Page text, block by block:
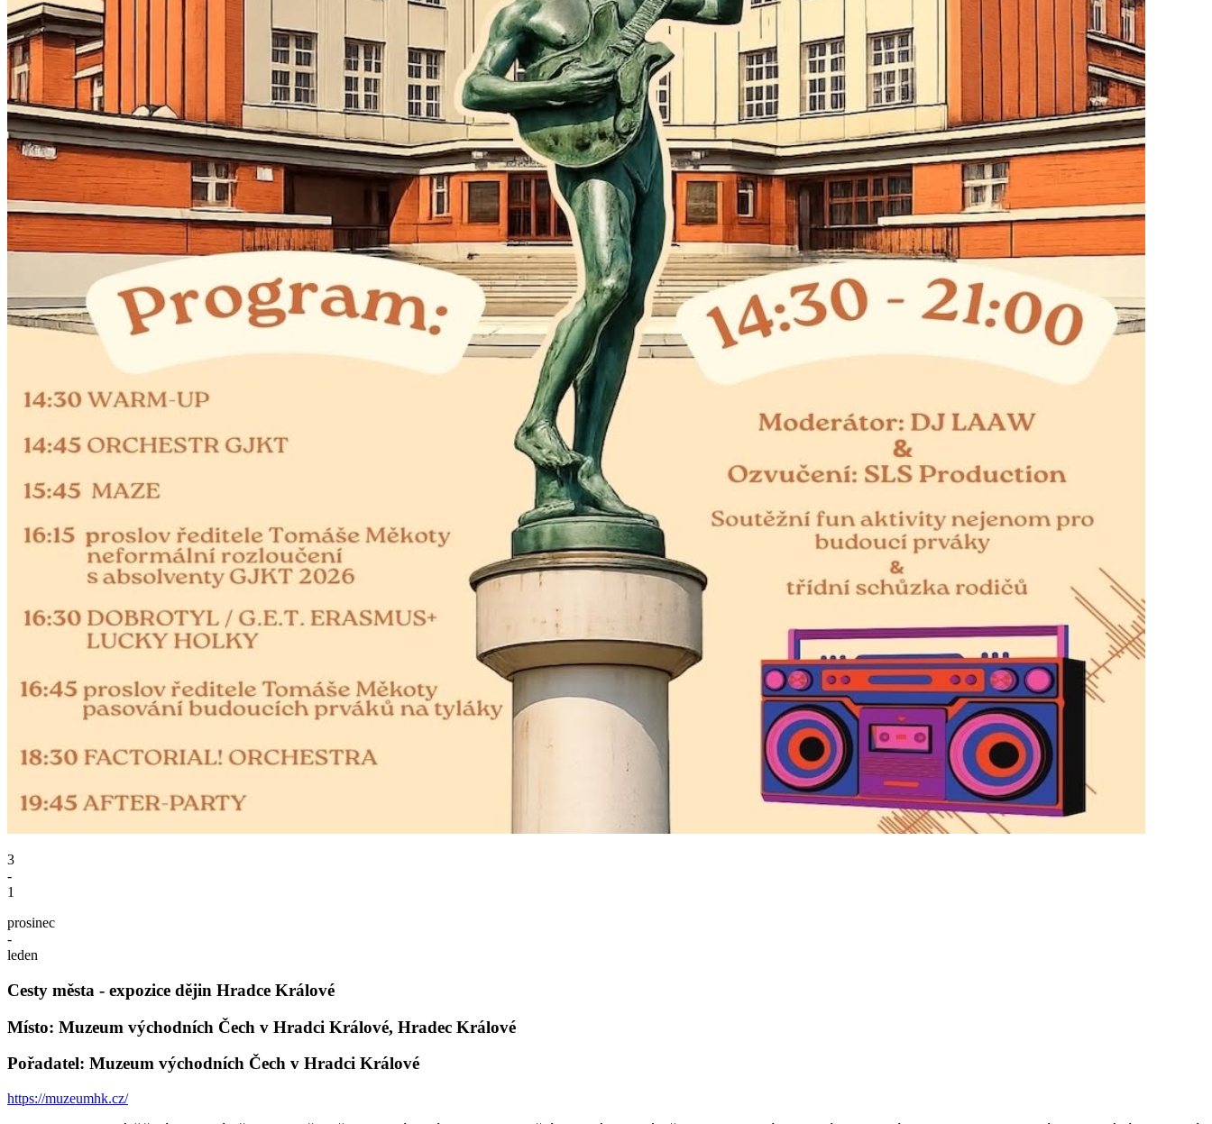
3
-
1
prosinec
-
leden
Cesty města - expozice dějin Hradce Králové
Místo: Muzeum východních Čech v Hradci Králové, Hradec Králové
Pořadatel: Muzeum východních Čech v Hradci Králové
https://muzeumhk.cz/